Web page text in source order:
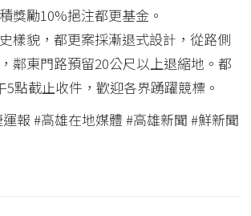
獎勵10%挹注都更基金。
樣貌，都更案採漸退式設計，從路側
鄰東門路預留20公尺以上退縮地。都
5點截止收件，歡迎各界踴躍競標。
報 #高雄在地媒體 #高雄新聞 #鮮新聞